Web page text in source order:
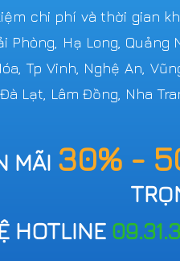
chi phí và thời gian
Hạ Long, Quảng
Tp Vinh, Nghệ An,
Lạt, Lâm Đồng, Nha
MÃI 30% -
HOTLINE